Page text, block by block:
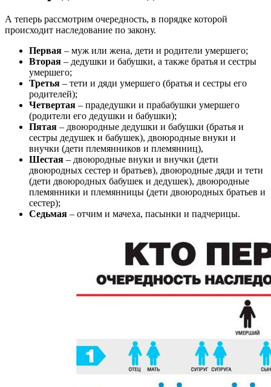
А теперь рассмотрим очередность, в порядке которой
происходит наследование по закону.
Первая – муж или жена, дети и родители умершего;
Вторая – дедушки и бабушки, а также братья и сестры
умершего;
Третья – тети и дяди умершего (братья и сестры его
родителей);
Четвертая – прадедушки и прабабушки умершего
(родители его дедушки и бабушки);
Пятая – двоюродные дедушки и бабушки (братья и
сестры дедушек и бабушек), двоюродные внуки и
внучки (дети племянников и племянниц),
Шестая – двоюродные внуки и внучки (дети
двоюродных сестер и братьев), двоюродные дяди и тети
(дети двоюродных бабушек и дедушек), двоюродные
племянники и племянницы (дети двоюродных братьев и
сестер);
Седьмая – отчим и мачеха, пасынки и падчерицы.